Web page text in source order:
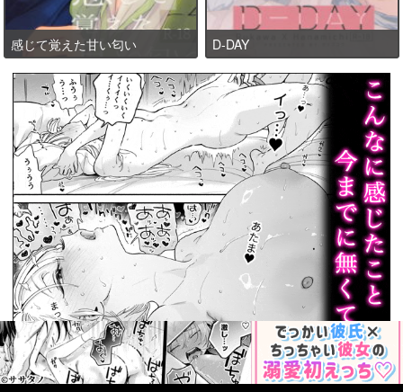
感じて覚えた甘い匂い D-DAY